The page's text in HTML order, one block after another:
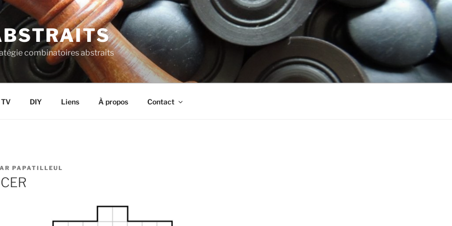
combinatoires abstraits
DIY Liens À propos Contact
PAPATILLEUL